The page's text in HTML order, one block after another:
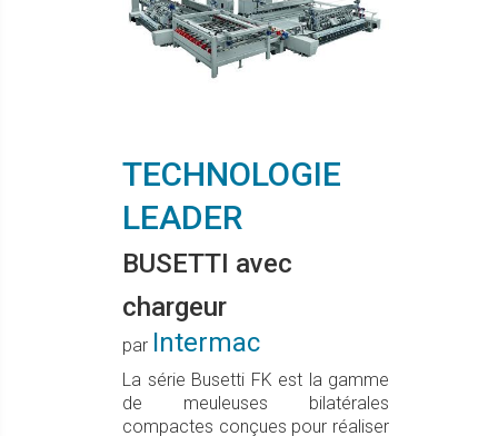
TECHNOLOGIE
LEADER
BUSETTI avec
chargeur
par Intermac
La série Busetti FK est la gamme
de meuleuses bilatérales
compactes conçues pour réaliser